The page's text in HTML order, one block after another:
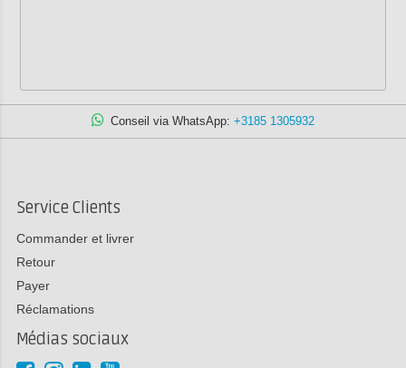
Conseil via WhatsApp: +3185 1305932
Service Clients
Commander et livrer
Retour
Payer
Réclamations
Médias sociaux